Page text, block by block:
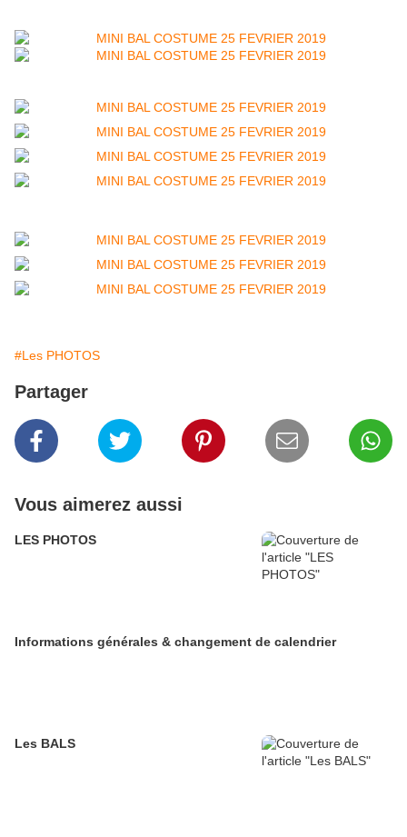
#Les PHOTOS
Partager
Vous aimerez aussi
LES PHOTOS
Informations générales & changement de calendrier
Les BALS